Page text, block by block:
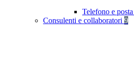
Telefono e
Consulenti e collaboratori 9